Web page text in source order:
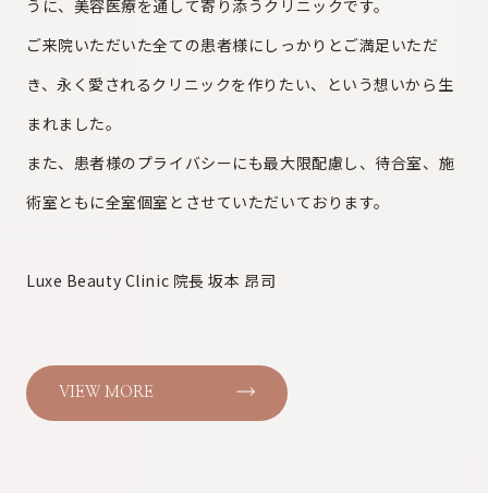
うに、美容医療を通して寄り添うクリニックです。
ご来院いただいた全ての患者様にしっかりとご満足いただ
き、永く愛されるクリニックを作りたい、という想いから生
まれました。
また、患者様のプライバシーにも最大限配慮し、待合室、施
術室ともに全室個室とさせていただいております。
Luxe Beauty Clinic 院長 坂本 昂司
VIEW MORE